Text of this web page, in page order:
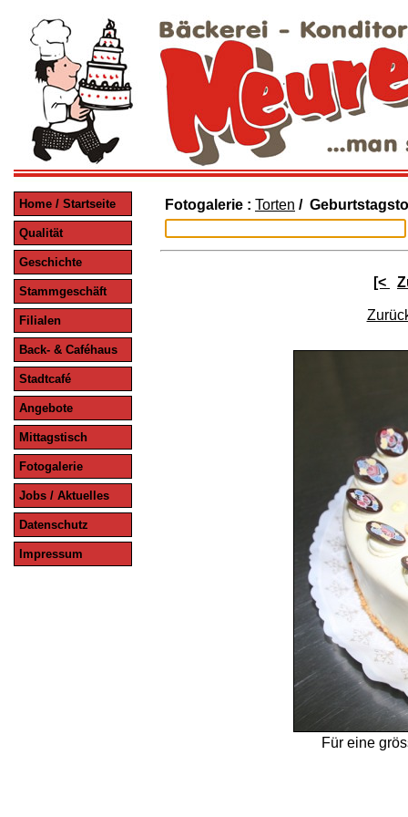
Home / Startseite
Qualität
Geschichte
Stammgeschäft
Filialen
Back- & Caféhaus
Stadtcafé
Angebote
Mittagstisch
Fotogalerie
Jobs / Aktuelles
Datenschutz
Impressum
Fotogalerie : Torten /
[<
Für eine